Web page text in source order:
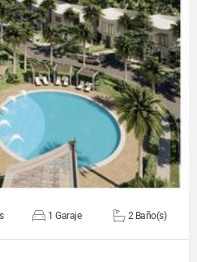
DETALLES
1 Garaje 2 Baño(s)